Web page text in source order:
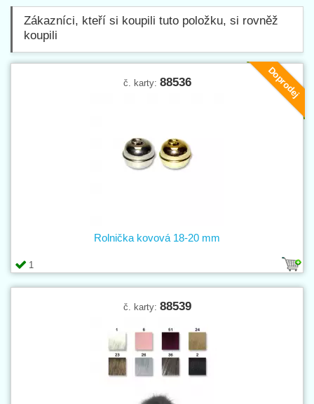
Zákazníci, kteří si koupili tuto položku, si rovněž
koupili
Doprodej
č. karty: 88536
1
Rolnička kovová 18-20 mm
č. karty: 88539